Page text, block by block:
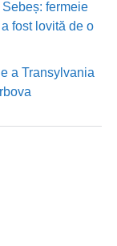
fermeie
fost lovită de o
a Transylvania